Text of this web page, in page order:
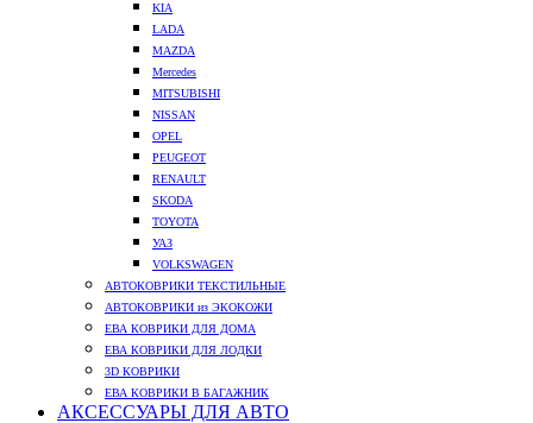
KIA
LADA
MAZDA
Mercedes
MITSUBISHI
NISSAN
OPEL
PEUGEOT
RENAULT
SKODA
TOYOTA
УАЗ
VOLKSWAGEN
АВТОКОВРИКИ ТЕКСТИЛЬНЫЕ
АВТОКОВРИКИ из ЭКОКОЖИ
ЕВА КОВРИКИ ДЛЯ ДОМА
ЕВА КОВРИКИ ДЛЯ ЛОДКИ
3D КОВРИКИ
ЕВА КОВРИКИ В БАГАЖНИК
АКСЕССУАРЫ ДЛЯ АВТО